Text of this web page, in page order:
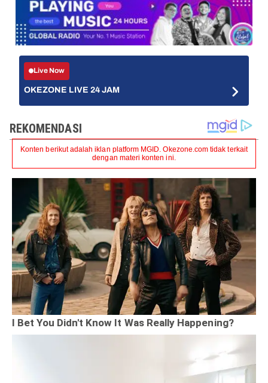
Live Now
OKEZONE LIVE 24 JAM